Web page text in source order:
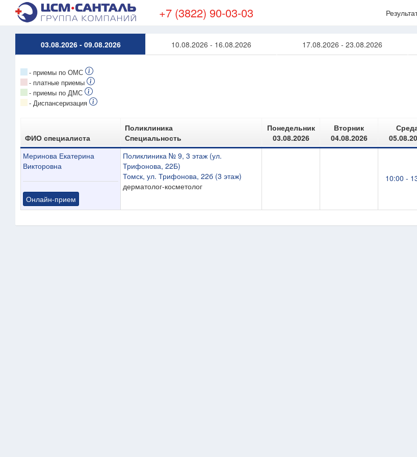
+7 (3822) 90-03-03
03.08.2026 - 09.08.2026 10.08.2026 - 16.08.2026 17.08.2026 - 23.08.2026
- приемы по ОМС
- платные приемы
- приемы по ДМС
- Диспансеризация
ФИО специалиста
Поликлиника
Специальность
Понедельник
03.08.2026
Вторник
04.08.2026
Меринова Екатерина
Викторовна
Онлайн-прием
Поликлиника № 9, 3 этаж (ул.
Трифонова, 22Б)
Томск, ул. Трифонова, 22б (3 этаж)
дерматолог-косметолог
10:00 -